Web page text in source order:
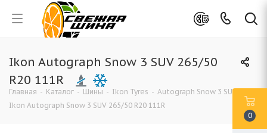
Ikon Autograph Snow 3 SUV 265/50
R20 111R
Главная - Каталог - Шины - Ikon Tyres - Autograph Snow 3 SUV
Ikon Autograph Snow 3 SUV 265/50 R20 111R
0